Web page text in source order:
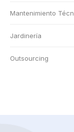
Mantenimiento
Jardinería
Outsourcing